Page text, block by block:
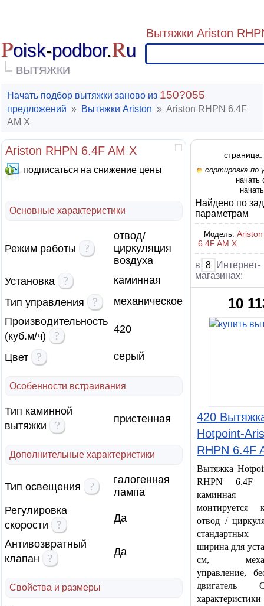
Poisk-podbor.Ru
ВЫТЯЖКИ
Вытяжки Ariston
Начать подбор вытяжки заново из 150?055
предложений » Вытяжки Ariston » Ariston RHPN 6.4F
AM X
Ariston RHPN 6.4F AM X
подписаться на снижение цены
Основные характеристики
Режим работы ?
отвод/
циркуляция
воздуха
Установка
?
каминная
Тип управления
?
механическое
Производительность
(куб.м/ч)
? 420
Цвет ? серый
Особенности встраивания
Тип каминной
вытяжки
? пристенная
Дополнительные характеристики
Тип освещения ?
галогенная
лампа
Регулировка
скорости
? Да
Антивозвратный
клапан
? Да
Свойства и размеры
страница:
сортировка по
начать
Найдено по
параметрам
Модель:
6.4F AM X
в 8
Интернет-
магазинах:
10
420
Hotpoint-
RHPN 6.4F
Вытяжка
RHPN
каминная
монтируется
отвод /
стандартных
ширина для
см,
управление,
двигатель